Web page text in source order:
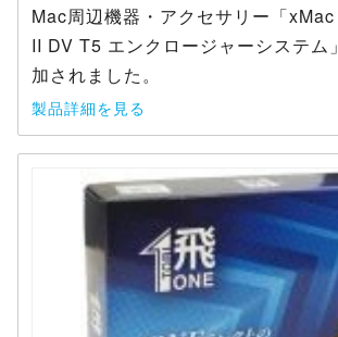
Mac周辺機器・アクセサリー「
II DV T5 エンクロージャーシステム
加されました。
製品詳細を見る